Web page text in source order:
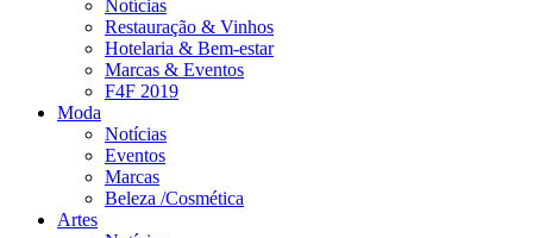
Notícias
Restauração & Vinhos
Hotelaria & Bem-estar
Marcas & Eventos
F4F 2019
Moda
Notícias
Eventos
Marcas
Beleza /Cosmética
Artes